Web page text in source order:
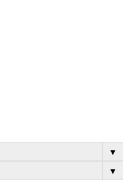
▼
▼